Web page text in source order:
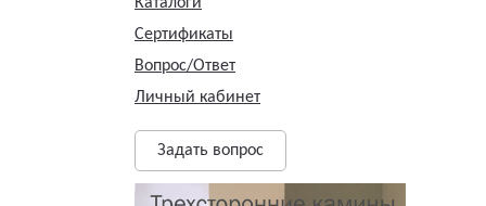
Сертификаты
Вопрос/Ответ
Личный кабинет
Задать вопрос